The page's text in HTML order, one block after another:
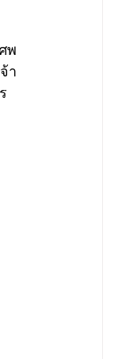
พ
า